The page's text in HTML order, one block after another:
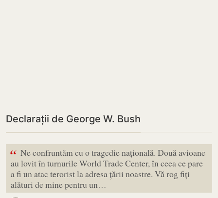
Declarații de George W. Bush
“ Ne confruntăm cu o tragedie națională. Două avioane
au lovit în turnurile World Trade Center, în ceea ce pare
a fi un atac terorist la adresa țării noastre. Vă rog fiți
alături de mine pentru un…